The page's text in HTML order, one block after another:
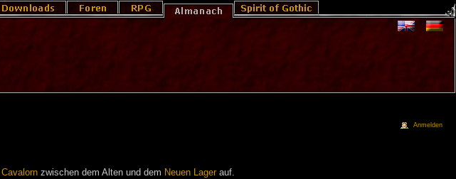
Cavalornzwischen dem Alten und dem Neuen Lagerauf.
Anmelden